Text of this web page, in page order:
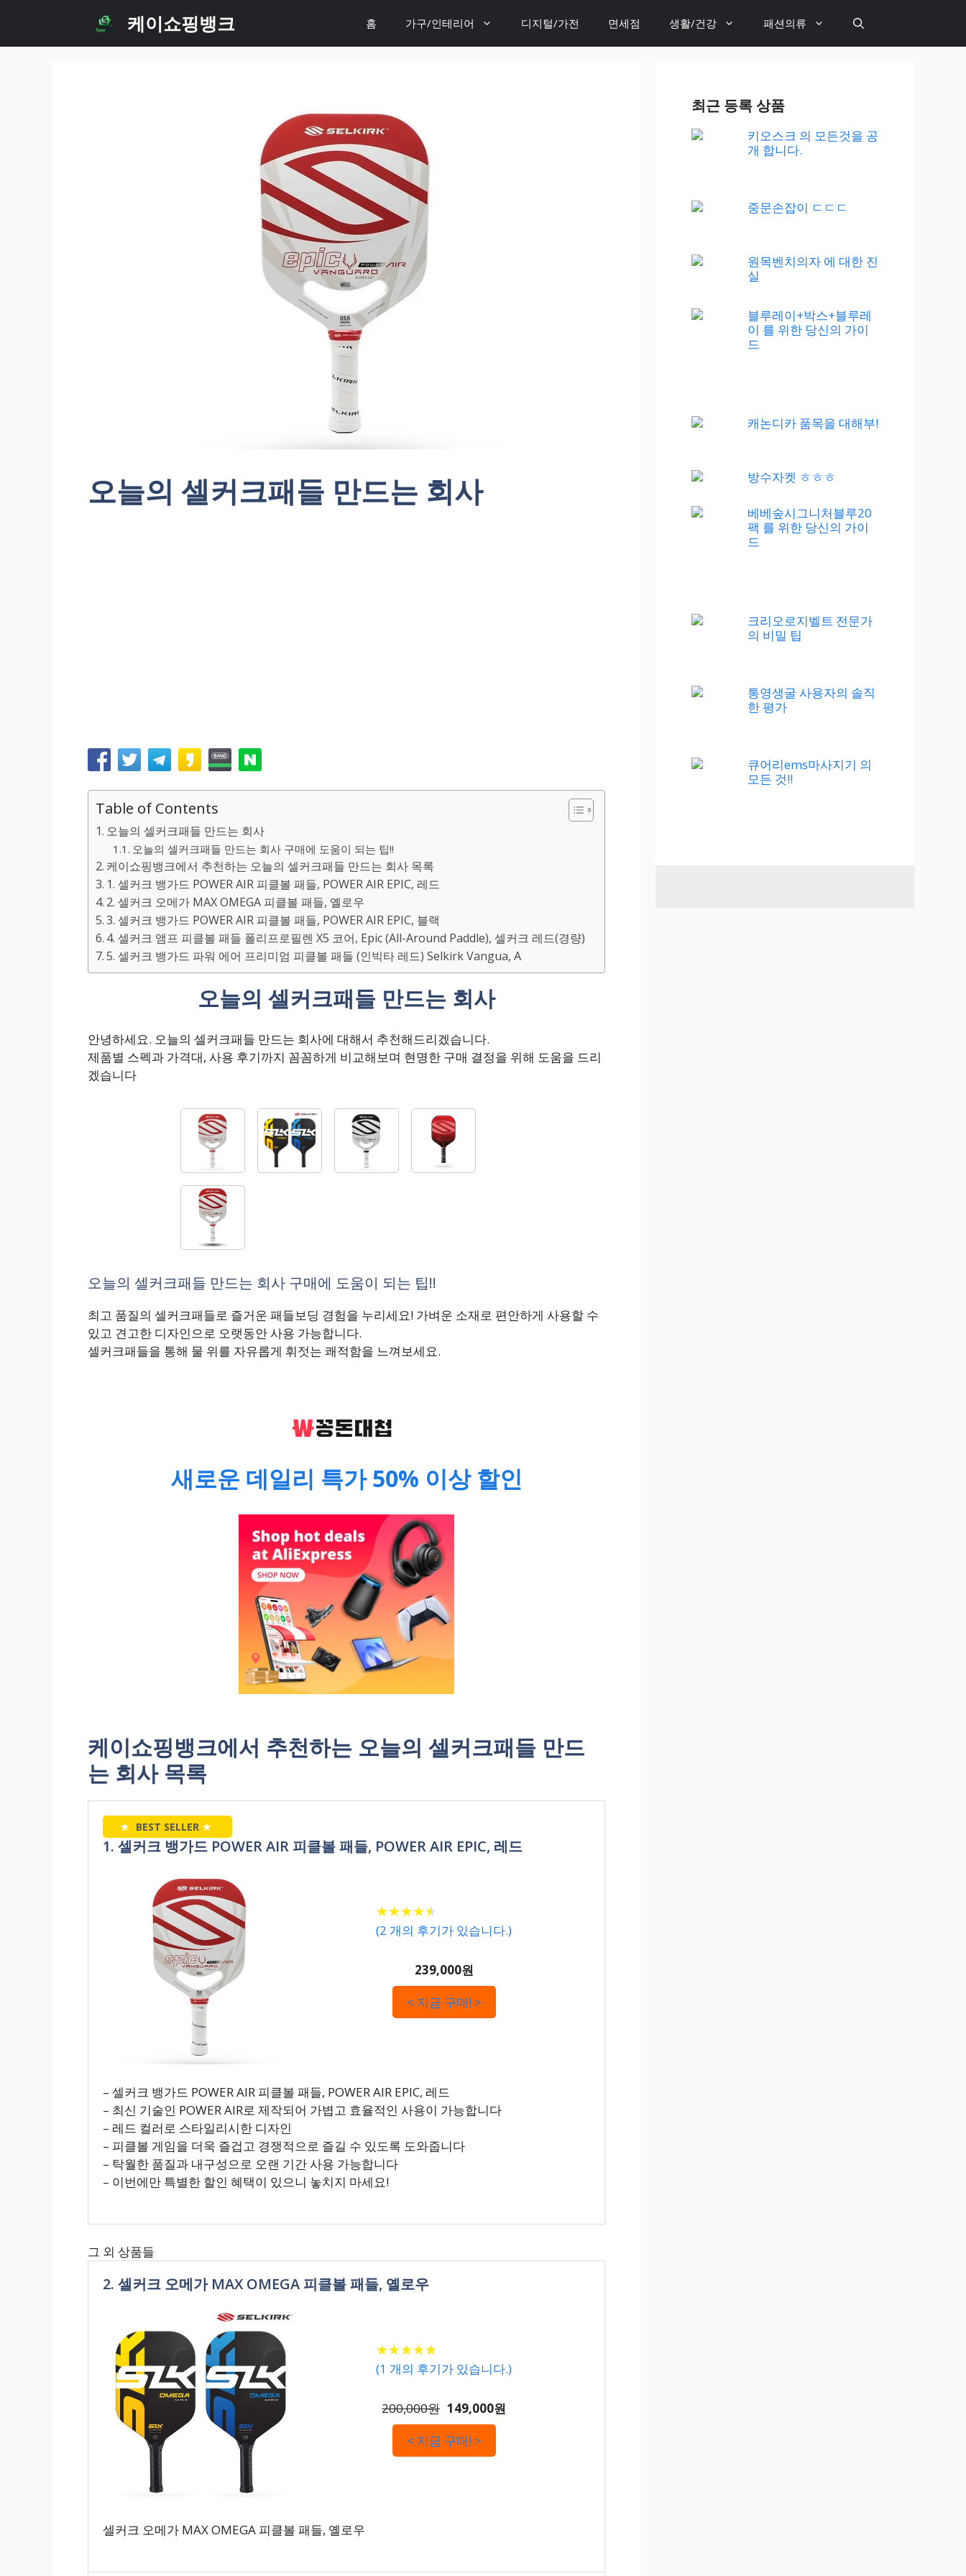
content
케이쇼핑뱅크 홈 가구/인테리어 디지털/가전 면세점 생활/건강 패션의류
오늘의 셀커크패들 만드는 회사
Table of Contents
오늘의 셀커크패들 만드는 회사
오늘의 셀커크패들 만드는 회사 구매에 도움이 되는 팁!!
케이쇼핑뱅크에서 추천하는 오늘의 셀커크패들 만드는 회사 목록
1. 셀커크 뱅가드 POWER AIR 피클볼 패들, POWER AIR EPIC, 레드
2. 셀커크 오메가 MAX OMEGA 피클볼 패들, 옐로우
3. 셀커크 뱅가드 POWER AIR 피클볼 패들, POWER AIR EPIC, 블랙
4. 셀커크 앰프 피클볼 패들 폴리프로필렌 X5 코어, Epic (All-Around Paddle), 셀커크 레드(경량)
5. 셀커크 뱅가드 파워 에어 프리미엄 피클볼 패들 (인빅타 레드) Selkirk Vangua, A
오늘의 셀커크패들 만드는 회사
안녕하세요. 오늘의 셀커크패들 만드는 회사에 대해서 추천해드리겠습니다.
제품별 스펙과 가격대, 사용 후기까지 꼼꼼하게 비교해보며 현명한 구매 결정을 위해 도움을 드리
겠습니다
오늘의 셀커크패들 만드는 회사 구매에 도움이 되는 팁!!
최고 품질의 셀커크패들로 즐거운 패들보딩 경험을 누리세요! 가벼운 소재로 편안하게 사용할 수
있고 견고한 디자인으로 오랫동안 사용 가능합니다.
셀커크패들을 통해 물 위를 자유롭게 휘젓는 쾌적함을 느껴보세요.
새로운 데일리 특가 50% 이상 할인
케이쇼핑뱅크에서 추천하는 오늘의 셀커크패들 만드
는 회사 목록
★ BEST SELLER ★
1. 셀커크 뱅가드 POWER AIR 피클볼 패들, POWER AIR EPIC, 레드
★★★★★
★★★★★
(2 개의 후기가 있습니다.)
239,000원
< 지금 구매! >
– 셀커크 뱅가드 POWER AIR 피클볼 패들, POWER AIR EPIC, 레드
– 최신 기술인 POWER AIR로 제작되어 가볍고 효율적인 사용이 가능합니다
– 레드 컬러로 스타일리시한 디자인
– 피클볼 게임을 더욱 즐겁고 경쟁적으로 즐길 수 있도록 도와줍니다
– 탁월한 품질과 내구성으로 오랜 기간 사용 가능합니다
– 이번에만 특별한 할인 혜택이 있으니 놓치지 마세요!
그 외 상품들
2. 셀커크 오메가 MAX OMEGA 피클볼 패들, 옐로우
★★★★★
★★★★★
(1 개의 후기가 있습니다.)
200,000원 149,000원
< 지금 구매! >
셀커크 오메가 MAX OMEGA 피클볼 패들, 옐로우
최근 등록 상품
키오스크 의 모든것을 공
개 합니다.
중문손잡이 ㄷㄷㄷ
원목벤치의자 에 대한 진
실
블루레이+박스+블루레
이 를 위한 당신의 가이
드
캐논디카 품목을 대해부!
방수자켓 ㅎㅎㅎ
베베숲시그니처블루20
팩 를 위한 당신의 가이
드
크리오로지벨트 전문가
의 비밀 팁
통영생굴 사용자의 솔직
한 평가
큐어리ems마사지기 의
모든 것!!